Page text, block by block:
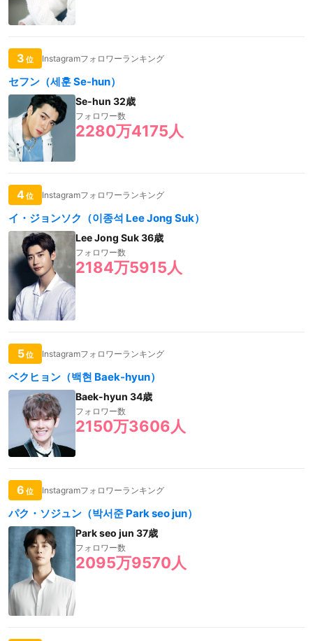
3 位 Instagramフォロワーランキング
セフン（세훈 Se-hun）
Se-hun 32歳
フォロワー数
2280万4175人
4位 Instagramフォロワーランキング
イ・ジョンソク（이종석 Lee Jong Suk）
Lee Jong Suk 36歳
フォロワー数
2184万5915人
5位 Instagramフォロワーランキング
ベクヒョン（백현 Baek-hyun）
Baek-hyun 34歳
フォロワー数
2150万3606人
6 位 Instagramフォロワーランキング
パク・ソジュン（박서준 Park seo jun）
Park seo jun 37歳
フォロワー数
2095万9570人